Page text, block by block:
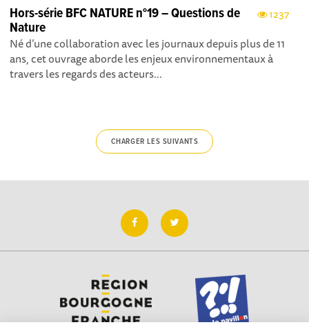
1237
Hors-série BFC NATURE n°19 – Questions de
Nature
Né d’une collaboration avec les journaux depuis plus de 11
ans, cet ouvrage aborde les enjeux environnementaux à
travers les regards des acteurs...
CHARGER LES SUIVANTS